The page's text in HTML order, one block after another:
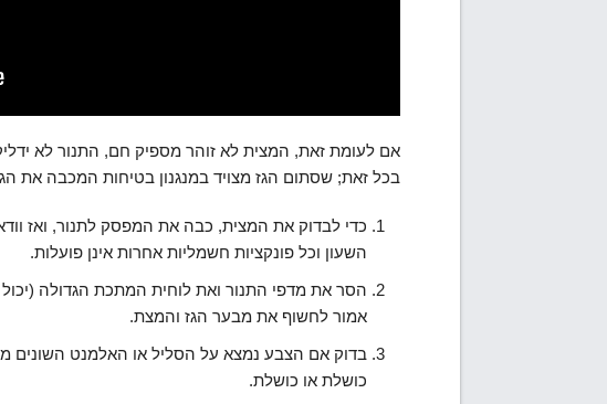
אם לעומת זאת, המצית לא זוהר מספיק חם, התנור לא
בכל זאת; שסתום הגז מצויד במנגנון בטיחות המכבה את
כדי לבדוק את המצית, כבה את המפסק לתנור, ואז
השעון וכל פונקציות חשמליות אחרות אינן פועלות.
הסר את מדפי התנור ואת לוחית המתכת הגדולה
אמור לחשוף את מבער הגז והמצת.
בדוק אם הצבע נמצא על הסליל או האלמנט השונים
כושלת או כושלת.